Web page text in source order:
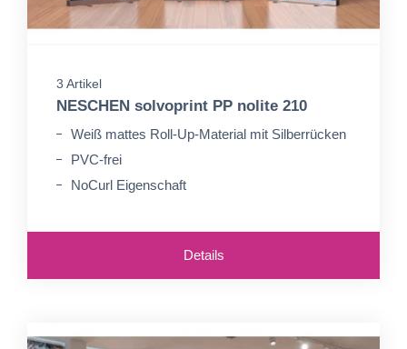
3 Artikel
NESCHEN solvoprint PP nolite 210
Weiß mattes Roll-Up-Material mit Silberrücken
PVC-frei
NoCurl Eigenschaft
Details